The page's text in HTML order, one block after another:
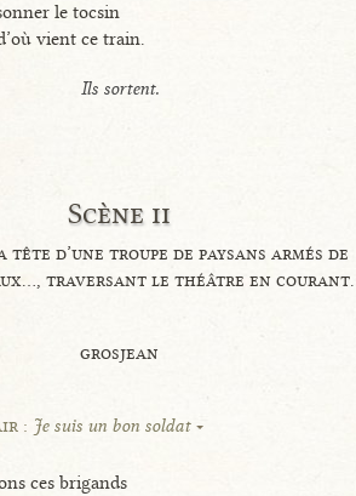
le tocsin
vient ce train.
Ils sortent.
Scène ii
tête d’une troupe de paysans armés de
traversant le théâtre en courant.
grosjean
: Je suis un bon soldat
ces brigands